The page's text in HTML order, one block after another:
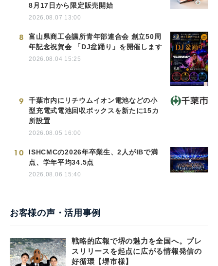
8月17日から限定販売開始
2026.08.07 13:00
8
富山県商工会議所青年部連合会 創立50周
年記念祝賀会 「DJ盆踊り」を開催します
2026.08.04 15:25
9
千葉市内にリチウムイオン電池などの小
型充電式電池回収ボックスを新たに15カ
所設置
2026.08.05 16:00
10
ISHCMCの2026年卒業生、2人がIBで満
点、学年平均34.5点
2026.08.06 15:40
お客様の声・活用事例
戦略的広報で堺の魅力を全国へ。プレ
スリリースを起点に広がる情報発信の
好循環【堺市様】